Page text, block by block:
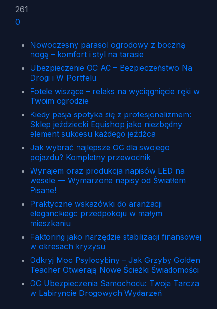
261
0
Nowoczesny parasol ogrodowy z boczną
nogą – komfort i styl na tarasie
Ubezpieczenie OC AC – Bezpieczeństwo Na
Drogi i W Portfelu
Fotele wiszące – relaks na wyciągnięcie ręki w
Twoim ogrodzie
Kiedy pasja spotyka się z profesjonalizmem:
Sklep jeździecki Equishop jako niezbędny
element sukcesu każdego jeźdźca
Jak wybrać najlepsze OC dla swojego
pojazdu? Kompletny przewodnik
Wynajem oraz produkcja napisów LED na
wesele — Wymarzone napisy od Światłem
Pisane!
Praktyczne wskazówki do aranżacji
eleganckiego przedpokoju w małym
mieszkaniu
Faktoring jako narzędzie stabilizacji finansowej
w okresach kryzysu
Odkryj Moc Psylocybiny – Jak Grzyby Golden
Teacher Otwierają Nowe Ścieżki Świadomości
OC Ubezpieczenia Samochodu: Twoja Tarcza
w Labiryncie Drogowych Wydarzeń